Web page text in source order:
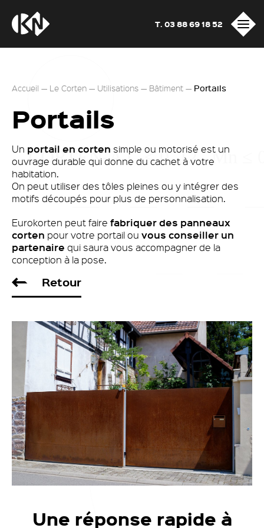
T. 03 88 69 18 52
Accueil — Le Corten — Utilisations — Bâtiment — Portails
Portails
Un portail en corten simple ou motorisé est un
ouvrage durable qui donne du cachet à votre
habitation.
On peut utiliser des tôles pleines ou y intégrer des
motifs découpés pour plus de personnalisation.
Eurokorten peut faire fabriquer des panneaux
corten pour votre portail ou vous conseiller un
partenaire qui saura vous accompagner de la
conception à la pose.
Retour
Une réponse rapide à